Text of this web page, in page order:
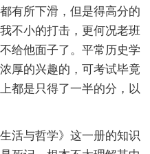
有所下滑，但是得高分的
不小的打击，更何况老班
给他面子了。平常历史学
厚的兴趣的，可考试毕竟
都是只得了一半的分，以
活与哲学》这一册的知识